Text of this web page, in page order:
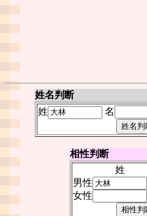
姓名判断
姓
名
相性判断
姓
男性
女性